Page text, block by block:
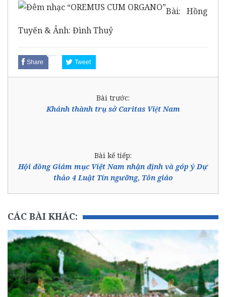
Bài: Hồng
Tuyến & Ảnh: Đình Thuỷ
Share Tweet
Bài trước:
Khánh thành trụ sở Caritas Việt Nam
Bài kế tiếp:
Hội đồng Giám mục Việt Nam nhận định và góp ý Dự
thảo 4 Luật Tín ngưỡng, Tôn giáo
CÁC BÀI KHÁC: